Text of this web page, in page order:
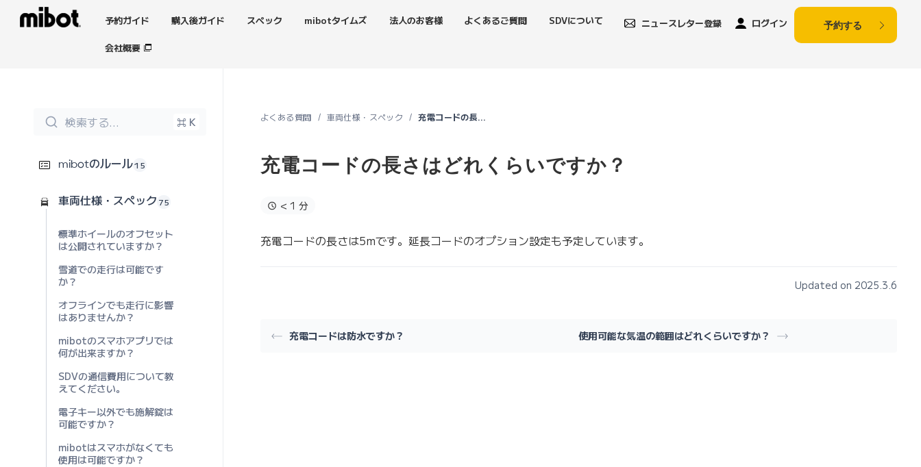
予約ガイド 購入後ガイド スペック mibotタイムズ 法人のお客様 よくあるご質問 SDVについて
会社概要
ニュースレター登録 ログイン 予約する
検索する... ⌘ K
mibotのルール15
車両仕様・スペック 75
標準ホイールのオフセット
は公開されていますか？
雪道での走行は可能です
か？
オフラインでも走行に影響
はありませんか？
mibotのスマホアプリでは
何が出来ますか？
SDVの通信費用について教
えてください。
電子キー以外でも施解錠は
可能ですか？
mibotはスマホがなくても
使用は可能ですか？
よくある質問 車両仕様・スペック 充電コードの長さはどれくらいですか？
充電コードの長さはどれくらいですか？
< 1 分
充電コードの長さは5mです。延長コードのオプション設定も予定しています。
Updated on 2025.3.6
充電コードは防水ですか？ 使用可能な気温の範囲はどれくらいですか？